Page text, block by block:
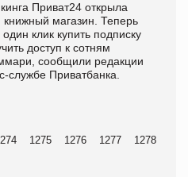
Приват24 открыла
магазин. Теперь
клик купить подписку
доступ к сотням
сообщили редакции
службе Приватбанка.
1275 1276 1277
1278